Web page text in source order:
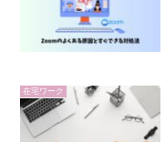
在宅ワーク